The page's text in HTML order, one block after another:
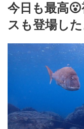
今日も最高
スも登場した